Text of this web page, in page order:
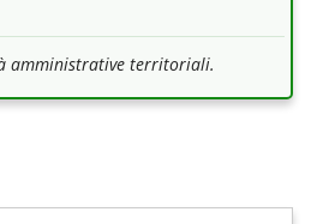
amministrative territoriali.